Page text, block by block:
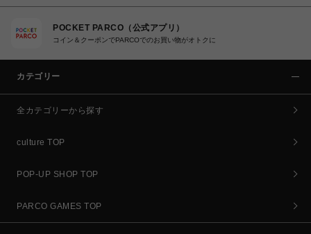
POCKET PARCO（公式アプリ）
コイン＆クーポンでPARCOでのお買い物がオトクに
カテゴリー
全カテゴリーから探す
culture TOP
POP-UP SHOP TOP
PARCO GAMES TOP